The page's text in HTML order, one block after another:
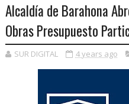
Alcaldía de Barahona
Obras Presupuesto
SUR DIGITAL 4 years ago